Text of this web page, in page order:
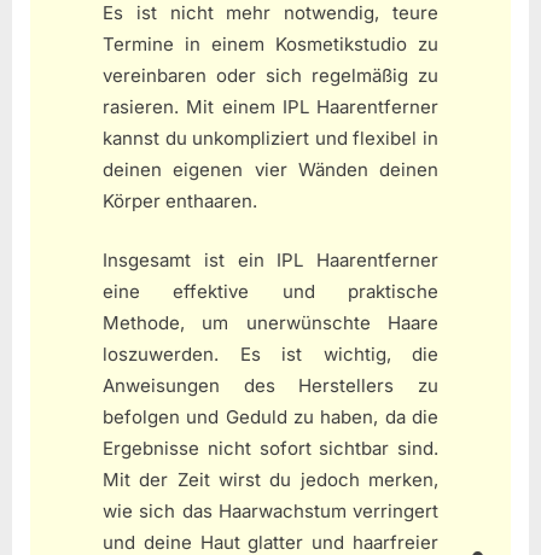
Es ist nicht mehr notwendig, teure
Termine in einem Kosmetikstudio zu
vereinbaren oder sich regelmäßig zu
rasieren. Mit einem IPL Haarentferner
kannst du unkompliziert und flexibel in
deinen eigenen vier Wänden deinen
Körper enthaaren.
Insgesamt ist ein IPL Haarentferner
eine effektive und praktische
Methode, um unerwünschte Haare
loszuwerden. Es ist wichtig, die
Anweisungen des Herstellers zu
befolgen und Geduld zu haben, da die
Ergebnisse nicht sofort sichtbar sind.
Mit der Zeit wirst du jedoch merken,
wie sich das Haarwachstum verringert
und deine Haut glatter und haarfreier